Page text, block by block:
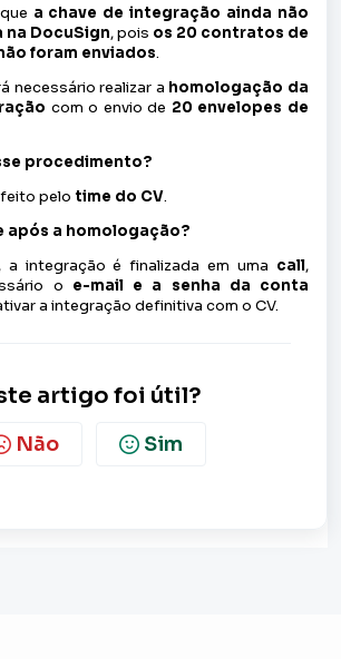
a chave de integração ainda não
DocuSign, pois os 20 contratos de
foram enviados.
necessário realizar a homologação da
com o envio de 20 envelopes de
procedimento?
pelo time do CV.
após a homologação?
integração é finalizada em uma call,
o e-mail e a senha da conta
a integração definitiva com o CV.
artigo foi útil?
Não Sim